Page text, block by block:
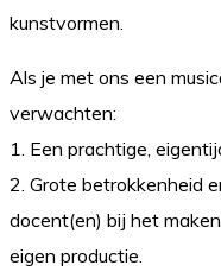
kunstvormen.
Als je met ons een
verwachten:
1. Een prachtige,
2. Grote betrokkenheid
docent(en) bij het
eigen productie.